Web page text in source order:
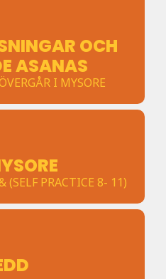
OCH
ASANAS
I MYSORE
(SELF PRACTICE 8- 11)